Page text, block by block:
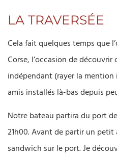
LA TRAVERSÉE
Cela fait quelques temps que
Corse, l’occasion de
indépendant (rayer la
amis installés là-bas depuis
Notre bateau partira du port
21h00. Avant de partir un
sandwich sur le port. Je